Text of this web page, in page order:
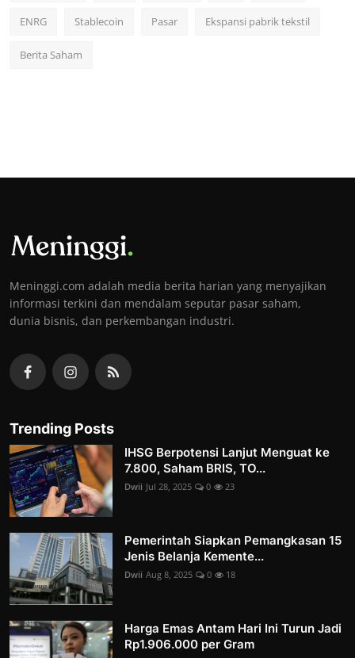
ENRG Stablecoin Pasar Ekspansi pabrik tekstil
Berita Saham
Meninggi.com adalah media berita harian yang menyajikan
informasi terkini dan mendalam seputar pasar saham,
dunia bisnis, dan perkembangan industri.
Trending Posts
IHSG Berpotensi Lanjut Menguat ke
7.800, Saham BRIS, TO...
Dwii Jul 28, 2025 0 23
Pemerintah Siapkan Pemangkasan 15
Jenis Belanja Kemente...
Dwii Aug 8, 2025 0 18
Harga Emas Antam Hari Ini Turun Jadi
Rp1.906.000 per Gram